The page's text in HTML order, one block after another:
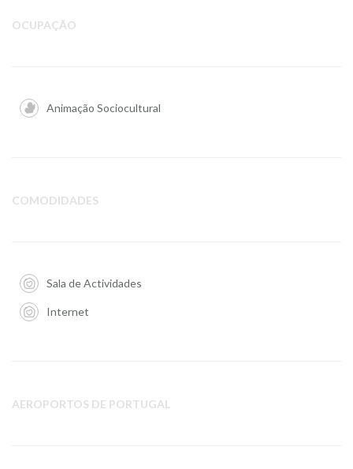
OCUPAÇÃO
Animação Sociocultural
COMODIDADES
Sala de Actividades
Internet
AEROPORTOS DE PORTUGAL